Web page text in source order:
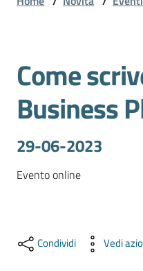
Gestire
Impresa
Promuovere
Impresa
Salta al contenuto
Come
Business
29-06-2023
Evento online
Condividi Vedi